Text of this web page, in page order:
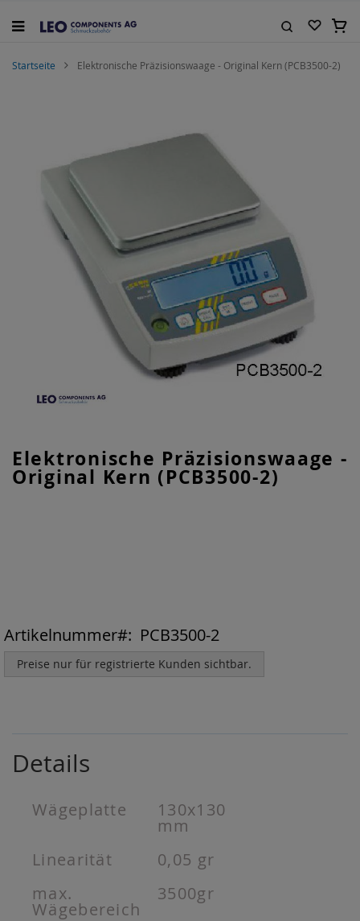
Inhalt
Startseite Elektronische Präzisionswaage - Original Kern (PCB3500-2)
Elektronische Präzisionswaage -
Original Kern (PCB3500-2)
Preise nur für registrierte Kunden sichtbar.
Artikelnummer PCB3500-2
springen
Anfang
der
Bildgalerie
Details
Wägeplatte 130x130
mm
Linearität
0,05 gr
max.
Wägebereich
3500gr